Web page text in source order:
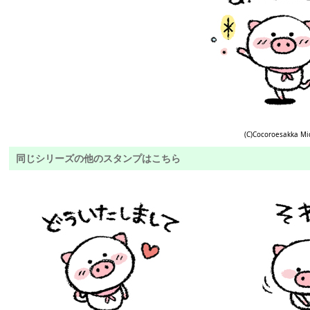
(C)Cocoroesakka
同じシリーズの他のスタンプはこちら